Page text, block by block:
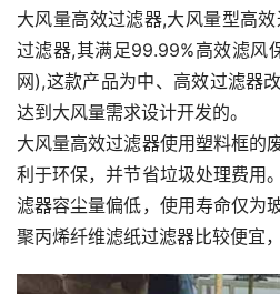
大风量高效过滤器,大风量型高
过滤器,其满足99.99%高效滤风
网),这款产品为中、高效过滤器
达到大风量需求设计开发的。
大风量高效过滤器使用塑料框的
利于环保，并节省垃圾处理费用
滤器容尘量偏低，使用寿命仅为
聚丙烯纤维滤纸过滤器比较便宜